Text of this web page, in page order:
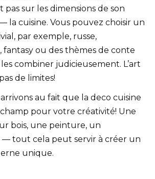
pas sur les dimensions de son
la cuisine. Vous pouvez choisir un
par exemple, russe,
fantasy ou des thèmes de conte
combiner judicieusement. L’art
de limites!
au fait que la deco cuisine
pour votre créativité! Une
bois, une peinture, un
tout cela peut servir à créer un
unique.